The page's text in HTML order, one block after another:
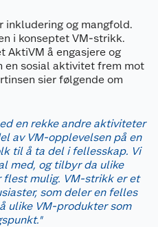
inkludering og mangfold.
i konseptet VM-strikk.
AktiVM å engasjere og
en sosial aktivitet frem mot
sier følgende om
en rekke andre aktiviteter
av VM-opplevelsen på en
til å ta del i fellesskap. Vi
med, og tilbyr da ulike
mulig. VM-strikk er et
som deler en felles
ulike VM-produkter som